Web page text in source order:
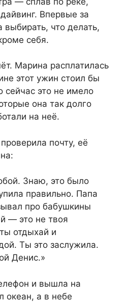
Впервые за
выбирать, что делать,
себя.
Марина расплатилась
этот ужин стоил бы
сейчас это не имело
она так долго
на неё.
почту, её
Знаю, это было
правильно. Папа
про бабушкины
— это не твоя
отдыхай и
Ты это заслужила.
Денис.»
и вышла на
океан, а в небе